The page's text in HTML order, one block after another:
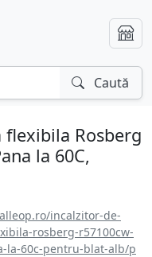
Caută
Rosberg
la 60C,
incalzitor-de-
rosberg-r57100cw-
la-60c-pentru-blat-alb/p